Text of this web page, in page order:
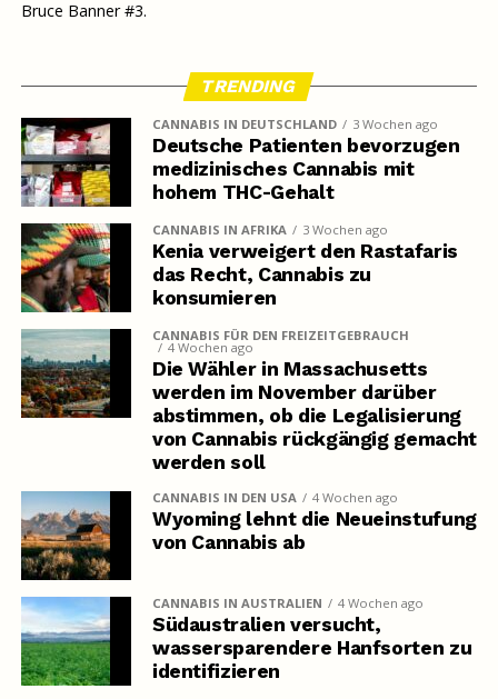
Bruce Banner #3.
TRENDING
CANNABIS IN DEUTSCHLAND 3 Wochen ago
Deutsche Patienten bevorzugen
medizinisches Cannabis mit
hohem THC-Gehalt
CANNABIS IN AFRIKA 3 Wochen ago
Kenia verweigert den Rastafaris
das Recht, Cannabis zu
konsumieren
CANNABIS FÜR DEN FREIZEITGEBRAUCH
4 Wochen ago
Die Wähler in Massachusetts
werden im November darüber
abstimmen, ob die Legalisierung
von Cannabis rückgängig gemacht
werden soll
CANNABIS IN DEN USA 4 Wochen ago
Wyoming lehnt die Neueinstufung
von Cannabis ab
CANNABIS IN AUSTRALIEN 4 Wochen ago
Südaustralien versucht,
wassersparendere Hanfsorten zu
identifizieren